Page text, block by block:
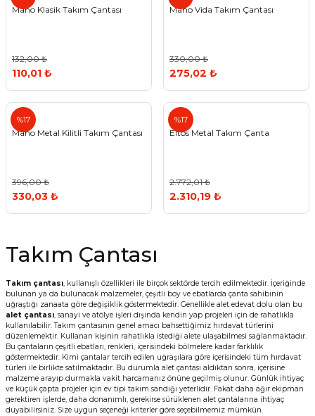
Askı Boruları ve Flanşları
Zımba Teli
Sıcak Hava Tabancası
Tuvalet Kağıtlılığı
Mano Klasik Takım Çantası
132,00 ₺
110,01 ₺
Mano Vida Takım Çantası
330,00 ₺
275,02 ₺
%17
Mano
Mano Metal Kilitli Takım Çantası
396,00 ₺
330,03 ₺
%17
Eltos
Eltos Metal Takım Çanta
2.772,01 ₺
2.310,19 ₺
Takım Çantası
Takım çantası, kullanışlı özellikleri ile birçok sektörde tercih edilmektedir. İçeriğinde
bulunan ya da bulunacak malzemeler, çeşitli boy ve ebatlarda çanta sahibinin
uğraştığı zanaata göre değişiklik göstermektedir. Genellikle alet edevat dolu olan bu
alet çantası, sanayi ve atölye işleri dışında kendin yap projeleri için de rahatlıkla
kullanılabilir. Takım çantasının genel amacı bahsettiğimiz hırdavat türlerini
düzenlemektir. Kullanan kişinin rahatlıkla istediği alete ulaşabilmesi sağlanmaktadır.
Bu çantaların çeşitli ebatları, renkleri, içerisindeki bölmelere kadar farklılık
göstermektedir. Kimi çantalar tercih edilen uğraşılara göre içerisindeki tüm hırdavat
türleri ile birlikte satılmaktadır. Bu durumla alet çantası aldıktan sonra, içerisine
malzeme arayıp durmakla vakit harcamanız önüne geçilmiş olunur. Günlük ihtiyaç
ve küçük çapta projeler için ev tipi takım sandığı yeterlidir. Fakat daha ağır ekipman
gerektiren işlerde, daha donanımlı, gerekirse sürüklenen alet çantalarına ihtiyaç
duyabilirsiniz. Size uygun seçeneği kriterler göre seçebilmemiz mümkün.